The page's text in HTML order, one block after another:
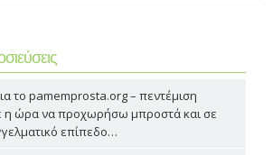
το pamemprosta.org – πεντέμιση
η ώρα να προχωρήσω μπροστά και σε
επίπεδο…